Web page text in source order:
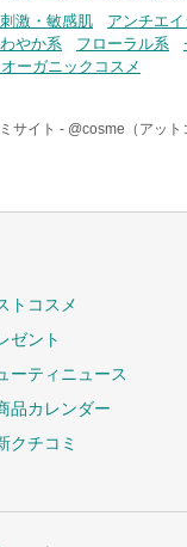
激・敏感肌 アンチエ
やか系 フローラル系
ーガニックコスメ
サイト - @cosme（アット
トコスメ
ゼント
ーティニュース
品カレンダー
クチコミ